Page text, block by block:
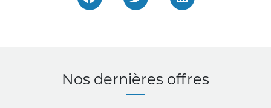
Nos dernières offres